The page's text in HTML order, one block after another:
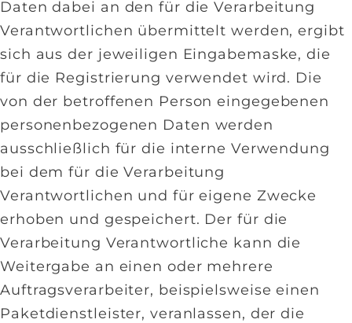
Daten dabei an den für die Verarbeitung
Verantwortlichen übermittelt werden, ergibt
sich aus der jeweiligen Eingabemaske, die
für die Registrierung verwendet wird. Die
von der betroffenen Person eingegebenen
personenbezogenen Daten werden
ausschließlich für die interne Verwendung
bei dem für die Verarbeitung
Verantwortlichen und für eigene Zwecke
erhoben und gespeichert. Der für die
Verarbeitung Verantwortliche kann die
Weitergabe an einen oder mehrere
Auftragsverarbeiter, beispielsweise einen
Paketdienstleister, veranlassen, der die